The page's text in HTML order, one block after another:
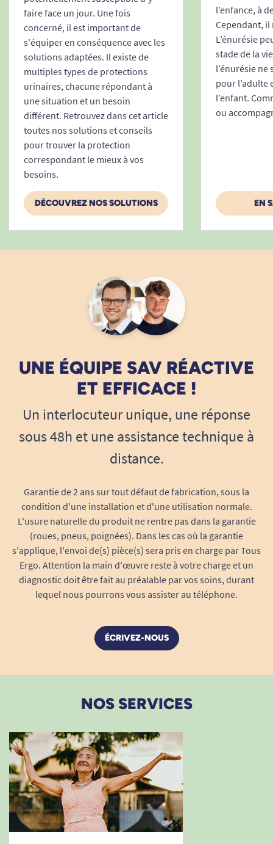
Absorption rapide
et neutralisation des
odeurs pour plus de discrétion et de
sérénité en société.
Facile à utiliser, discret à transporter
Le change complet SENI SUPER s’installe
facilement, que ce soit en position debout,
assise ou allongée, par l’utilisateur lui-même ou
un aidant. Sa conception fine et sa matière
textile assurent une discrétion totale sous les
vêtements, permettant de poursuivre toutes les
appréhension.
Chaque change est emballé
individuellement dans le paquet de 30,
pour une hygiène garantie.
Essentiel pour vivre son quotidien
Que vous soyez actif, en convalescence ou que
vous preniez soin d’un proche, le change
complet SENI SUPER – Jour vous permet de
préserver votre liberté et votre dignité malgré
l’incontinence. Il assure l’autonomie de
l’utilisateur, réduit la charge mentale des
aidants, et contribue à une meilleure qualité de
Idéal pour l’usage en journée, à la maison,
en résidence ou lors de sorties.
Conçu pour le confort et la sérénité lors de
toutes les activités – promenades,
réception de visiteurs, sport doux ou loisirs
en groupe.
Permet un passage au change plus rapide,
l’utilisateur.
Le change complet SENI SUPER – en
grâce à une absorption élevée et des
l’incontinence sévère.
Confort longue duréeassuré par
l’enveloppe respirante, l’effet garde-au-sec
Fit & Dry, et la coupe anatomique Flexi 360°.
Grande liberté de mouvement
la taille élastiquée devant et derrière et des
faire face un jour. Une fois
concerné, il est important de
s'équiper en conséquence avec les
solutions adaptées. Il existe de
multiples types de protections
urinaires, chacune répondant à
une situation et un besoin
différent. Retrouvez dans cet article
toutes nos solutions et conseils
pour trouver la protection
correspondant le mieux à vos
besoins.
DÉCOUVREZ NOS SOLUTIONS
l’enfance, à
Cependant, il
L’énurésie
stade de la
l’énurésie ne
pour l’adulte
l’enfant.
ou
EN
UNE ÉQUIPE SAV RÉACTIVE
ET EFFICACE !
Un interlocuteur unique, une réponse
sous 48h et une assistance technique à
distance.
Garantie de 2 ans sur tout défaut de fabrication, sous la
condition d'une installation et d'une utilisation normale.
L'usure naturelle du produit ne rentre pas dans la garantie
(roues, pneus, poignées). Dans les cas où la garantie
s'applique, l'envoi de(s) pièce(s) sera pris en charge par Tous
Ergo. Attention la main d'œuvre reste à votre charge et un
diagnostic doit être fait au préalable par vos soins, durant
lequel nous pourrons vous assister au téléphone.
ÉCRIVEZ-NOUS
NOS SERVICES